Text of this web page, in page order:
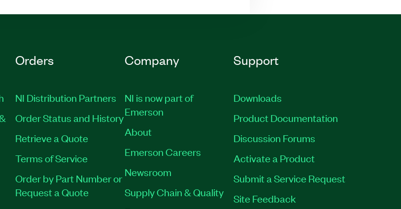
Orders
NI Distribution Partners
Order Status and History
Retrieve a Quote
Terms of Service
Order by Part Number or
Request a Quote
Company
NI is now part of
Emerson
About
Emerson Careers
Newsroom
Supply Chain & Quality
Support
Downloads
Product Documentation
Discussion Forums
Activate a Product
Submit a Service Request
Site Feedback